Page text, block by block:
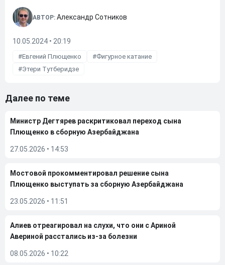
АВТОР: Александр Сотников
10.05.2024 • 20:19
Евгений Плющенко
Фигурное катание
Этери Тутберидзе
Далее по теме
Министр Дегтярев раскритиковал переход сына
Плющенко в сборную Азербайджана
27.05.2026 • 14:53
Мостовой прокомментировал решение сына
Плющенко выступать за сборную Азербайджана
23.05.2026 • 11:51
Алиев отреагировал на слухи, что они с Ариной
Авериной расстались из-за болезни
08.05.2026 • 10:22